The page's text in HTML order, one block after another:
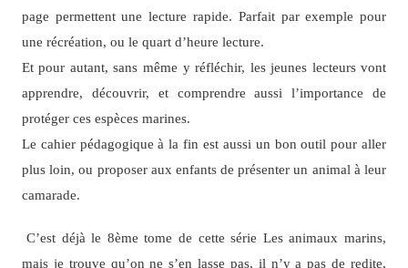
page permettent une lecture rapide. Parfait par exemple pour
une récréation, ou le quart d’heure lecture.
Et pour autant, sans même y réfléchir, les jeunes lecteurs vont
apprendre, découvrir, et comprendre aussi l’importance de
protéger ces espèces marines.
Le cahier pédagogique à la fin est aussi un bon outil pour aller
plus loin, ou proposer aux enfants de présenter un animal à leur
camarade.
C’est déjà le 8ème tome de cette série Les animaux marins,
mais je trouve qu’on ne s’en lasse pas, il n’y a pas de redite,